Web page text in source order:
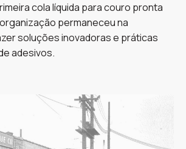
cola líquida para couro pronta
permaneceu na
soluções inovadoras e práticas
adesivos.